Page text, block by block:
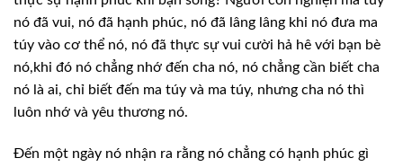
nó đã vui, nó đã hạnh phúc, nó đã lâng lâng khi nó đưa ma
túy vào cơ thể nó, nó đã thực sự vui cười hả hê với bạn bè
nó,khi đó nó chẳng nhớ đến cha nó, nó chẳng cần biết cha
nó là ai, chỉ biết đến ma túy và ma túy, nhưng cha nó thì
luôn nhớ và yêu thương nó.
Đến một ngày nó nhận ra rằng nó chẳng có hạnh phúc gì